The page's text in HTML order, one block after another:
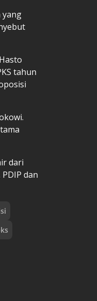
yang
tahun
dari
dan